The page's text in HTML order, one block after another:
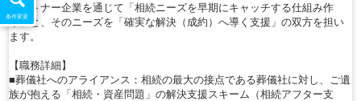
パートナー企業を通じて「相続ニーズを早期にキャッチする仕組み作
り」と、そのニーズを「確実な解決（成約）へ導く支援」の双方を担い
ます。
【職務詳細】
■葬儀社へのアライアンス：相続の最大の接点である葬儀社に対し、ご遺
族が抱える「相続・資産問題」の解決支援スキーム（相続アフター支
条件変更